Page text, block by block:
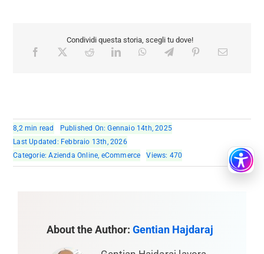
Condividi questa storia, scegli tu dove!
8,2 min read
Published On: Gennaio 14th, 2025
Last Updated: Febbraio 13th, 2026
Categorie:Azienda Online, eCommerce Views: 470
About the Author: Gentian Hajdaraj